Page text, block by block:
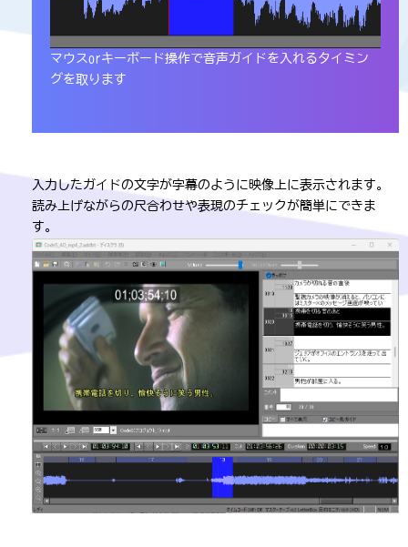
マウスorキーボード操作で音声ガイドを入れるタイミン
グを取ります
入力したガイドの文字が字幕のように映像上に表示されます。
読み上げながらの尺合わせや表現のチェックが簡単にできま
す。